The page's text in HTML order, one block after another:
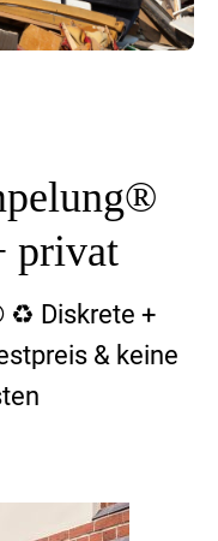
privat
♻️ Diskrete +
& keine